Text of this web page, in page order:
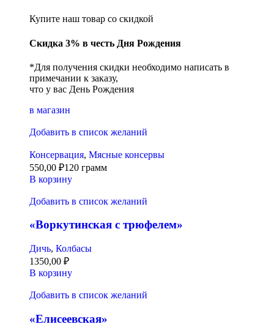
Купите наш товар со скидкой
Скидка 3% в честь Дня Рождения
*Для получения скидки необходимо написать в
примечании к заказу,
что у вас День Рождения
в магазин
Добавить в список желаний
Консервация, Мясные консервы
550,00 ₽120 грамм
В корзину
Добавить в список желаний
«Воркутинская с трюфелем»
Дичь, Колбасы
1350,00 ₽
В корзину
Добавить в список желаний
«Елисеевская»